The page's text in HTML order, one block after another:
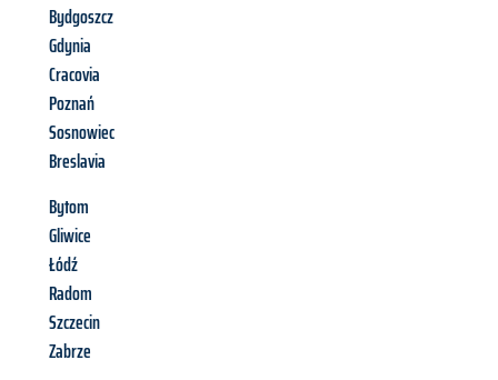
Bydgoszcz
Gdynia
Cracovia
Poznań
Sosnowiec
Breslavia
Bytom
Gliwice
Łódź
Radom
Szczecin
Zabrze